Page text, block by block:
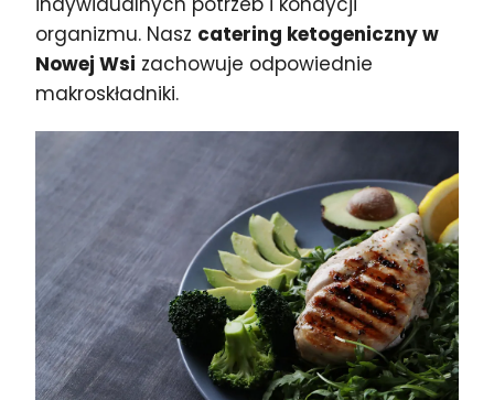
organizmu. Nasz catering ketogeniczny w
Nowej Wsi zachowuje odpowiednie
makroskładniki.